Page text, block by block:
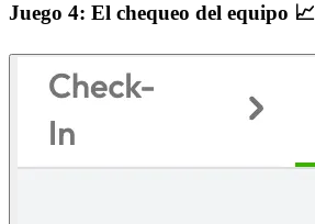
Juego 4: El chequeo del equipo 📈